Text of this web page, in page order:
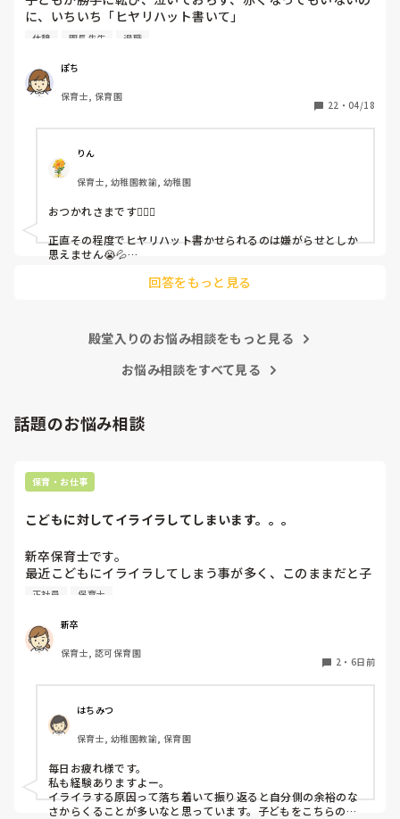
に、いちいち「ヒヤリハット書いて」
と書かされ
（そう言う本人は書かない）
しかも、上司に↑この内容でも
ちゃんと考えて対策を練って書き込むようにと。
呼ばれて一緒に対策を考えさせられること多数
これだけで30〜40分拘束されて辛いです
皆さんの園はどうですか?
休憩 園長先生 退職
ぽち
保育士, 保育園
22 ・ 04/18
りん
保育士, 幼稚園教諭, 幼稚園
おつかれさまです🙇🏻‍♀️
正直その程度でヒヤリハット書かせられるのは嫌がらせとしか
思えません😭💦
回答をもっと見る
殿堂入りのお悩み相談をもっと見る
お悩み相談をすべて見る
話題のお悩み相談
保育・お仕事
こどもに対してイライラしてしまいます。。。
新卒保育士です。
最近こどもにイライラしてしまう事が多く、このままだと子
どもが嫌いになってしまうんじゃないかと怖くなる時があり
だいすきだなと思います。ですが、4月に比べると、子ども
に対してイライラしてしまう事が増えてきました。何度注意
しても言うことを聞いてくれなかったり、逆に自分の指示が
があります。今はフリーとして色々なクラスに入らせて貰っ
ていますが、幼児クラスに入ると余計イライラしてしまう回
数がふえてしまいます。皆さんはこどもに対してイライラし
てしまうことはありますか？😿😿
正社員 保育士
新卒
保育士, 認可保育園
2 ・ 6日前
はちみつ
保育士, 幼稚園教諭, 保育園
毎日お疲れ様です。
私も経験ありますよー。
イライラする原因って落ち着いて振り返ると自分側の余裕のな
さからくることが多いなと思っています。子どもをこちらの思